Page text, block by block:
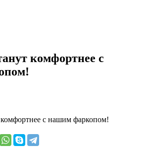
комфортнее с
комфортнее с нашим фаркопом!